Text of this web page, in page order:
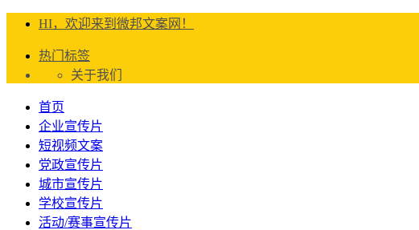
HI，欢迎来到微邦文案网！
热门标签
关于我们
首页
企业宣传片
短视频文案
党政宣传片
城市宣传片
学校宣传片
活动/赛事宣传片